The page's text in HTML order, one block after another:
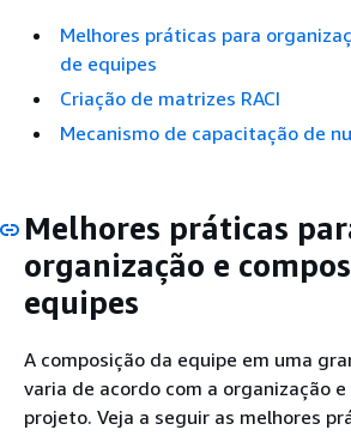
Melhores práticas para
de equipes
Criação de matrizes RACI
Mecanismo de capacitação de
Melhores práticas
organização e
equipes
A composição da equipe em uma
varia de acordo com a organização
projeto. Veja a seguir as melhores